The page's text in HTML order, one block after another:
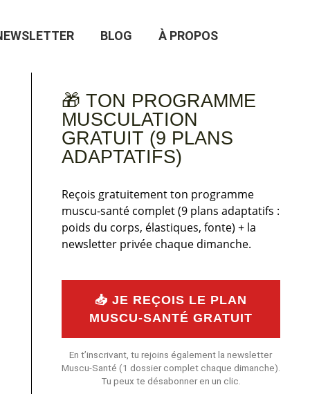
BLOG À PROPOS
🎁 TON PROGRAMME
MUSCULATION
GRATUIT (9 PLANS
ADAPTATIFS)
Reçois gratuitement ton programme
muscu-santé complet (9 plans adaptatifs :
poids du corps, élastiques, fonte) + la
newsletter privée chaque dimanche.
📥 JE REÇOIS LE PLAN
MUSCU-SANTÉ GRATUIT
En t’inscrivant, tu rejoins également la newsletter
Muscu-Santé (1 dossier complet chaque dimanche).
Tu peux te désabonner en un clic.